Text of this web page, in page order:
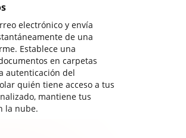
electrónico y envía
de una
Establece una
en carpetas
autenticación del
quién tiene acceso a tus
mantiene tus
la nube.